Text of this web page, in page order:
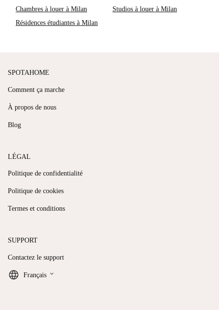
Chambres à louer à Milan
Studios à louer à Milan
Résidences étudiantes à Milan
SPOTAHOME
Comment ça marche
À propos de nous
Blog
LÉGAL
Politique de confidentialité
Politique de cookies
Termes et conditions
SUPPORT
Contactez le support
Français keyboard_arrow_down